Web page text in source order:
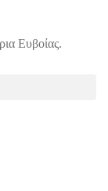
Ευβοίας.